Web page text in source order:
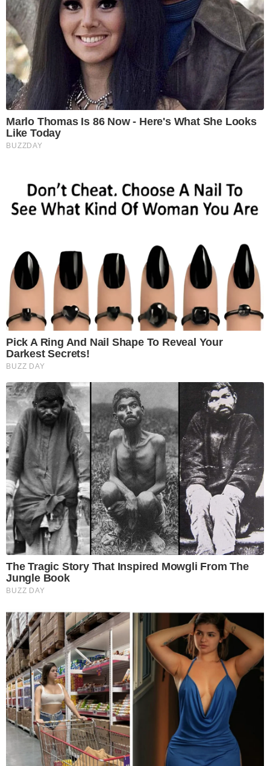
Marlo Thomas Is 86 Now - Here's What She Looks
Like Today
BUZZDAY
Pick A Ring And Nail Shape To Reveal Your
Darkest Secrets!
BUZZ DAY
The Tragic Story That Inspired Mowgli From The
Jungle Book
BUZZ DAY